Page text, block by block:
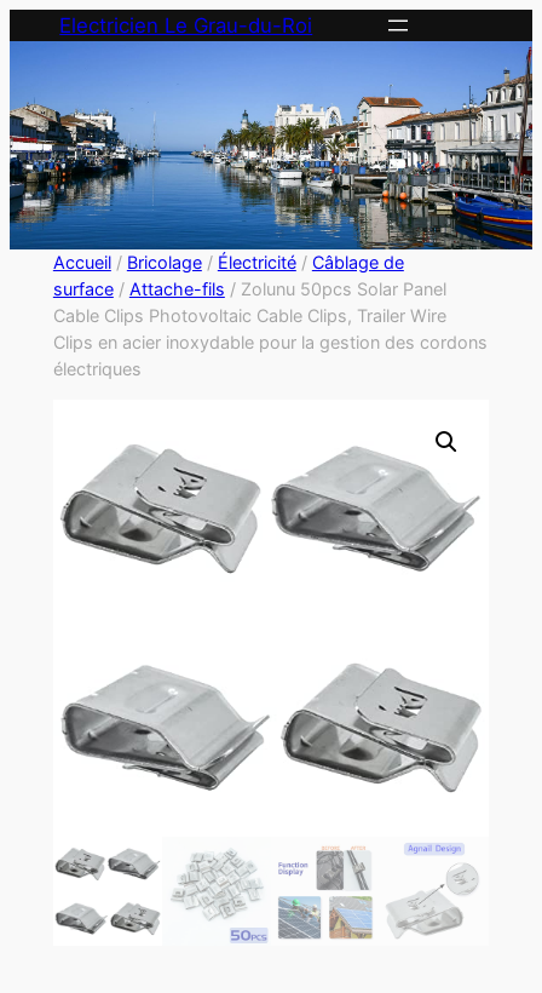
Electricien Le Grau-du-Roi
Accueil/ Bricolage/ Électricité/ Câblage de
surface/ Attache-fils / Zolunu 50pcs Solar Panel
Cable Clips Photovoltaic Cable Clips, Trailer Wire
Clips en acier inoxydable pour la gestion des cordons
électriques